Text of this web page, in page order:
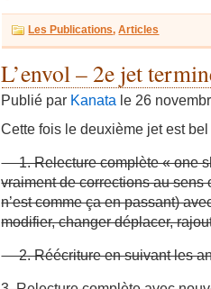
Les Publications,Articles
L’envol – 2e jet
Publié par Kanata le 26
Cette fois le deuxième jet est
1. Relecture complète « one
vraiment de corrections au
n’est comme ça en passant)
modifier, changer déplacer,
2. Réécriture en suivant les